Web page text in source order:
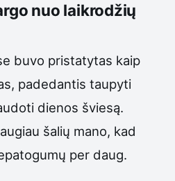
nuo laikrodžių
buvo pristatytas kaip
padedantis taupyti
dienos šviesą.
šalių mano, kad
per daug.